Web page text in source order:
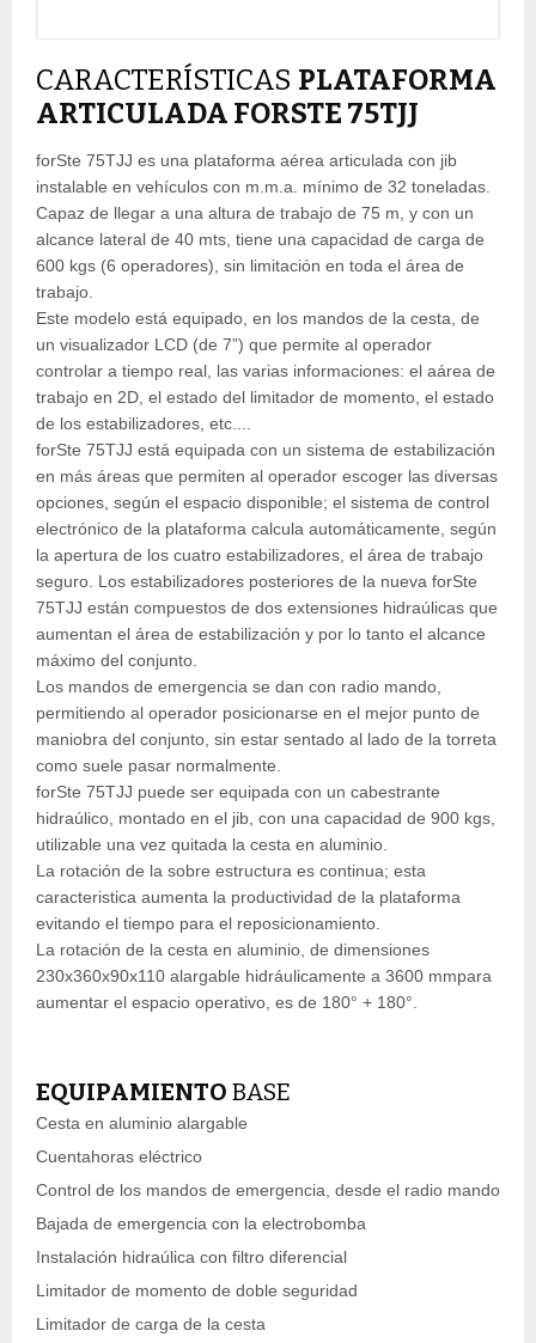
CARACTERÍSTICAS PLATAFORMA
ARTICULADA FORSTE 75TJJ
forSte 75TJJ es una plataforma aérea articulada con jib
instalable en vehículos con m.m.a. mínimo de 32 toneladas.
Capaz de llegar a una altura de trabajo de 75 m, y con un
alcance lateral de 40 mts, tiene una capacidad de carga de
600 kgs (6 operadores), sin limitación en toda el área de
trabajo.
Este modelo está equipado, en los mandos de la cesta, de
un visualizador LCD (de 7”) que permite al operador
controlar a tiempo real, las varias informaciones: el aárea de
trabajo en 2D, el estado del limitador de momento, el estado
de los estabilizadores, etc....
forSte 75TJJ está equipada con un sistema de estabilización
en más áreas que permiten al operador escoger las diversas
opciones, según el espacio disponible; el sistema de control
electrónico de la plataforma calcula automáticamente, según
la apertura de los cuatro estabilizadores, el área de trabajo
seguro. Los estabilizadores posteriores de la nueva forSte
75TJJ están compuestos de dos extensiones hidraúlicas que
aumentan el área de estabilización y por lo tanto el alcance
máximo del conjunto.
Los mandos de emergencia se dan con radio mando,
permitiendo al operador posicionarse en el mejor punto de
maniobra del conjunto, sin estar sentado al lado de la torreta
como suele pasar normalmente.
forSte 75TJJ puede ser equipada con un cabestrante
hidraúlico, montado en el jib, con una capacidad de 900 kgs,
utilizable una vez quitada la cesta en aluminio.
La rotación de la sobre estructura es continua; esta
caracteristica aumenta la productividad de la plataforma
evitando el tiempo para el reposicionamiento.
La rotación de la cesta en aluminio, de dimensiones
230x360x90x110 alargable hidráulicamente a 3600 mmpara
aumentar el espacio operativo, es de 180° + 180°.
EQUIPAMIENTO BASE
Cesta en aluminio alargable
Cuentahoras eléctrico
Control de los mandos de emergencia, desde el radio mando
Bajada de emergencia con la electrobomba
Instalación hidraúlica con filtro diferencial
Limitador de momento de doble seguridad
Limitador de carga de la cesta